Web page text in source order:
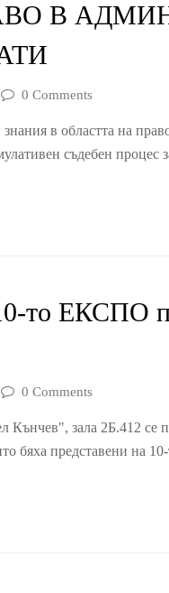
В
0 Comments
в областта на
съдебен процес
то ЕКСПО
0 Comments
Кънчев", зала 2Б.412
бяха представени на